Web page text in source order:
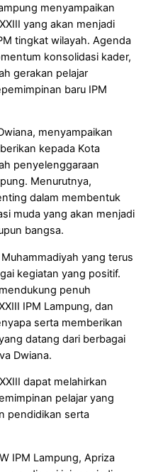
menyampaikan
yang akan menjadi
tingkat wilayah. Agenda
konsolidasi kader,
gerakan pelajar
baru IPM
menyampaikan
kepada Kota
penyelenggaraan
Menurutnya,
dalam membentuk
muda yang akan menjadi
bangsa.
yang terus
kegiatan yang positif.
penuh
IPM Lampung, dan
serta memberikan
datang dari berbagai
Dwiana.
dapat melahirkan
pelajar yang
pendidikan serta
IPM Lampung, Apriza